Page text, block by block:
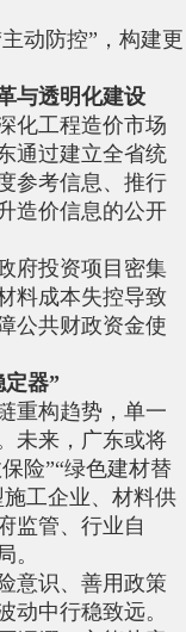
动防控”，构建更
与透明化建设
化工程造价市场
通过建立全省统
参考信息、推行
造价信息的公开
府投资项目密集
料成本失控导致
公共财政资金使
器”
重构趋势，单一
未来，广东或将
险”“绿色建材替
工企业、材料供
监管、行业自
。
意识、善用政策
动中行稳致远。